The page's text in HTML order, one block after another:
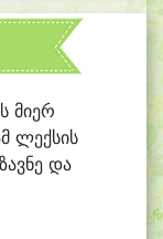
მიერ
ლექსის
და